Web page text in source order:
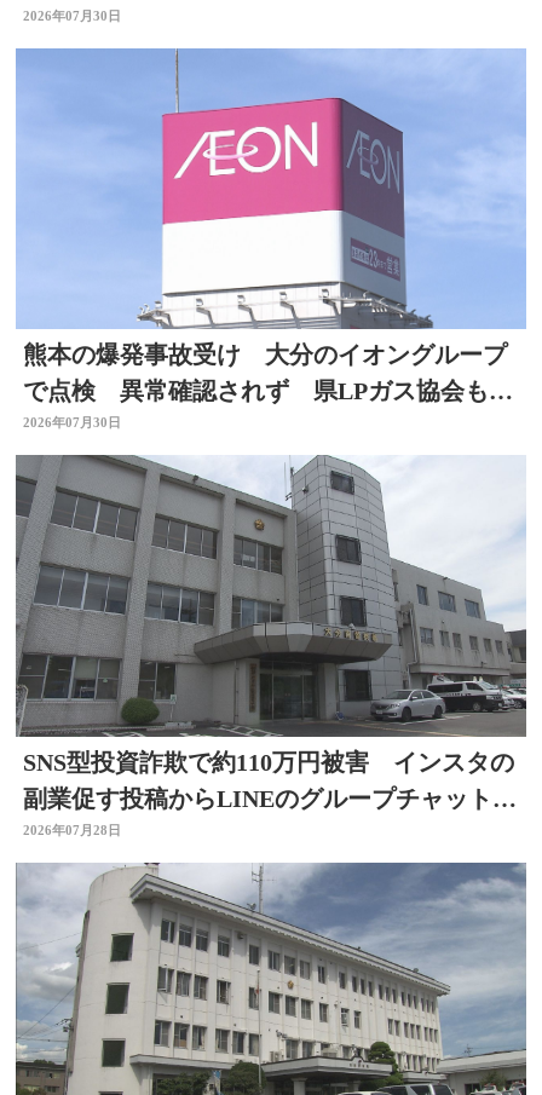
に警察官が街頭啓発
2026年07月30日
熊本の爆発事故受け 大分のイオングループ
で点検 異常確認されず 県LPガス協会も安
全点検を通知
2026年07月30日
SNS型投資詐欺で約110万円被害 インスタの
副業促す投稿からLINEのグループチャットに
参加 大分
2026年07月28日